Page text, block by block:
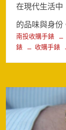
在現代生活中
的品味與身
南投收購手錶
錶
收購手錶